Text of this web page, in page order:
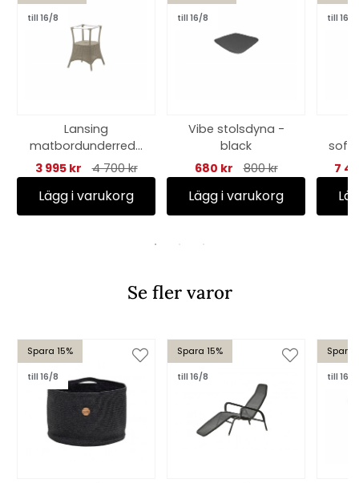
till 16/8
Lansing
matbordunderrede
liten - taupe
3 995 kr 4 700 kr
Lägg i varukorg
till 16/8
Vibe stolsdyna -
black
680 kr
800 kr
Lägg i varukorg
till 16/8
7
Se fler varor
Spara 15%
till 16/8
Spara 15%
till 16/8
Spara
till 16/8